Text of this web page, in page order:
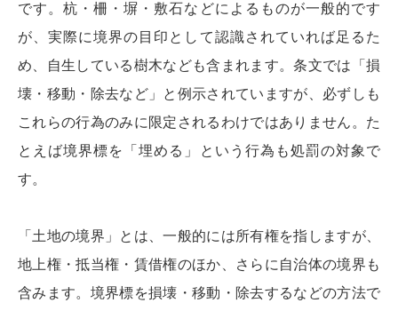
です。杭・柵・塀・敷石などによるものが一般的です
が、実際に境界の目印として認識されていれば足るた
め、自生している樹木なども含まれます。条文では「損
壊・移動・除去など」と例示されていますが、必ずしも
これらの行為のみに限定されるわけではありません。た
とえば境界標を「埋める」という行為も処罰の対象で
す。
「土地の境界」とは、一般的には所有権を指しますが、
地上権・抵当権・賃借権のほか、さらに自治体の境界も
含みます。境界標を損壊・移動・除去するなどの方法で